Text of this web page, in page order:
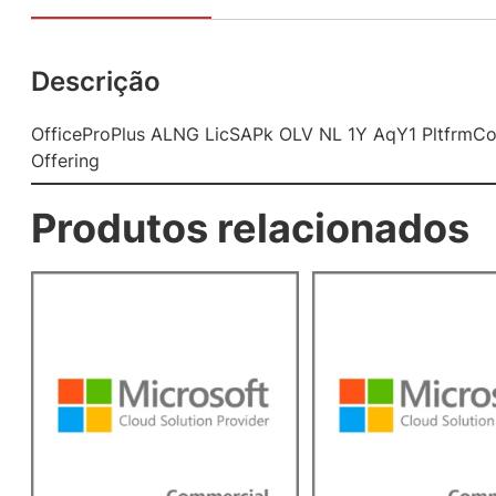
Descrição
OfficeProPlus ALNG LicSAPk OLV NL 1Y AqY1
Offering
Produtos relacionados